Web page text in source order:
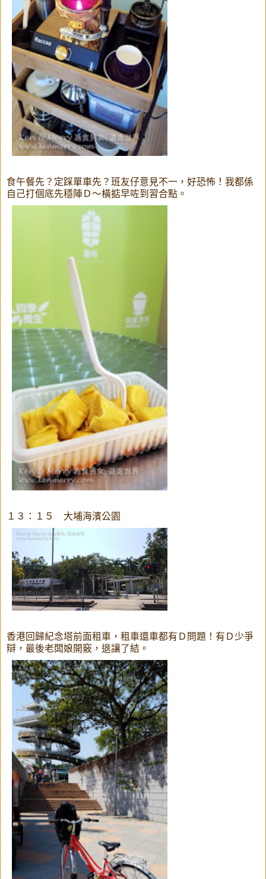
食午餐先？定踩單車先？班友仔意見不一，好恐怖！我都係
自己打個底先穩陣Ｄ～橫掂早咗到習合點。
１３：１５ 大埔海濱公園
香港回歸紀念塔前面租車，租車還車都有Ｄ問題！有Ｄ少爭
辯，最後老闆娘開竅，退讓了結。